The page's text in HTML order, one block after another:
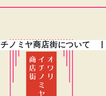
ノミヤ商店街について